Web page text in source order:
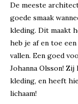
De meeste
goede smaak
kleding. Dit maakt
heb je af en toe
vallen. Een goed
Johanna Olsson!
kleding, en heeft
lichaam!